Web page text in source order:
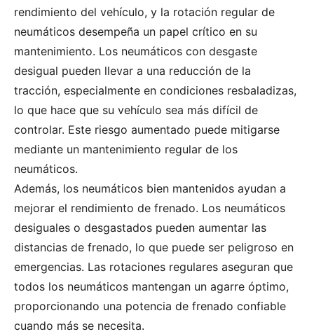
rendimiento del vehículo, y la rotación regular de
neumáticos desempeña un papel crítico en su
mantenimiento. Los neumáticos con desgaste
desigual pueden llevar a una reducción de la
tracción, especialmente en condiciones resbaladizas,
lo que hace que su vehículo sea más difícil de
controlar. Este riesgo aumentado puede mitigarse
mediante un mantenimiento regular de los
neumáticos.
Además, los neumáticos bien mantenidos ayudan a
mejorar el rendimiento de frenado. Los neumáticos
desiguales o desgastados pueden aumentar las
distancias de frenado, lo que puede ser peligroso en
emergencias. Las rotaciones regulares aseguran que
todos los neumáticos mantengan un agarre óptimo,
proporcionando una potencia de frenado confiable
cuando más se necesita.